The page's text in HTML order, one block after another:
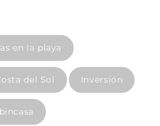
en la playa
del Sol Inversión